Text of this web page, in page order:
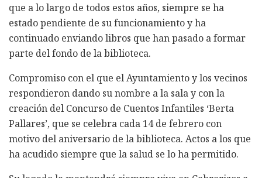
que a lo largo de todos estos años, siempre se ha
estado pendiente de su funcionamiento y ha
continuado enviando libros que han pasado a formar
parte del fondo de la biblioteca.
Compromiso con el que el Ayuntamiento y los vecinos
respondieron dando su nombre a la sala y con la
creación del Concurso de Cuentos Infantiles ‘Berta
Pallares’, que se celebra cada 14 de febrero con
motivo del aniversario de la biblioteca. Actos a los que
ha acudido siempre que la salud se lo ha permitido.